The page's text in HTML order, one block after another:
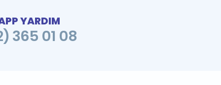
YARDIM
365 01 08